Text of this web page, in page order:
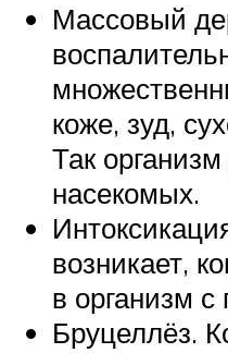
Массовый
коже, зуд,
Так
насекомых.
возникает,
в организм
Бруцеллёз.